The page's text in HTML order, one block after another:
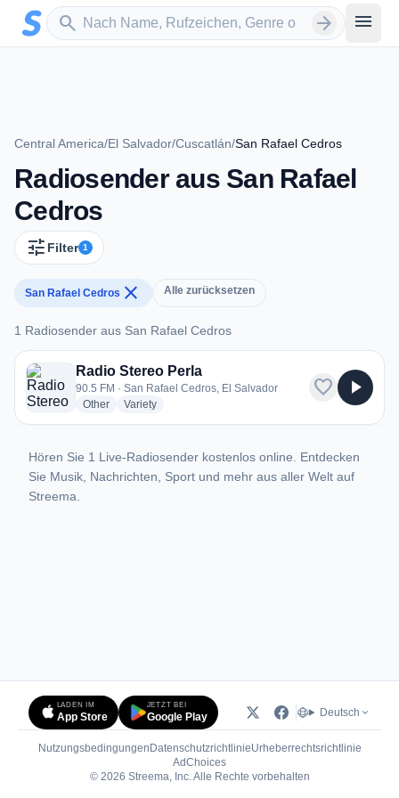
Zum Hauptinhalt springen
search
Sender suchen arrow_forward menu
Central America/El Salvador/Cuscatlán/San Rafael Cedros
Radiosender aus San Rafael
Cedros
tune Filter 1
San Rafael Cedros close Alle zurücksetzen
1 Radiosender aus San Rafael Cedros
1 Radiosender aus San Rafael Cedros
Radio Stereo Perla
90.5 FM · San Rafael Cedros, El Salvador
Otherradio stations
Varietyradio stations
favorite play_arrow
Hören Sie 1 Live-Radiosender kostenlos online. Entdecken
Sie Musik, Nachrichten, Sport und mehr aus aller Welt auf
Streema.
LADEN IM
App Store
JETZT BEI
Google Play Deutsch
Nutzungsbedingungen DatenschutzrichtlinieUrheberrechtsrichtlinie
AdChoices(öffnet in neuem Tab)
© 2026 Streema, Inc. Alle Rechte vorbehalten